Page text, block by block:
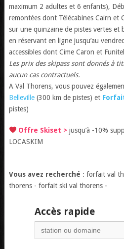
maximum 2 adultes et 6 enfants),
remontées dont Télécabines Cairn et
sur une quinzaine de pistes vertes et
en réservant en ligne jusqu’au
accessibles dont Cime Caron et
Les prix des skipass sont donnés à
aucun cas contractuels.
A Val Thorens, vous pouvez
Belleville(300 km de pistes) et
pistes)
Offre Skiset > jusqu’à -10%
LOCASKIM
Vous avez recherché : forfait val
thorens - forfait ski val thorens -
Accès rapide
Search
for: